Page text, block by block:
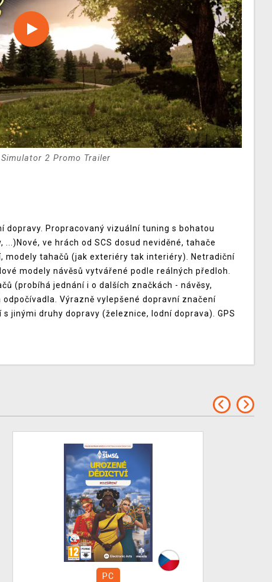
2 Promo Trailer
dopravy. Propracovaný vizuální tuning s bohatou
ve hrách od SCS dosud neviděné, tahače
modely tahačů (jak exteriéry tak interiéry). Netradiční
modely návěsů vytvářené podle reálných předloh.
(probíhá jednání i o dalších značkách - návěsy,
Výrazně vylepšené dopravní značení
jinými druhy dopravy (železnice, lodní doprava). GPS
PC